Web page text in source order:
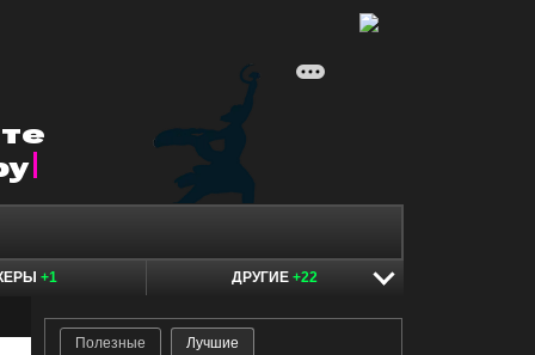
+1 ДРУГИЕ +22
Полезные
Лучшие